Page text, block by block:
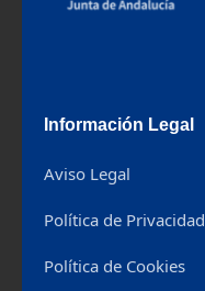
Información Legal
Aviso Legal
Política de Privacidad
Política de Cookies